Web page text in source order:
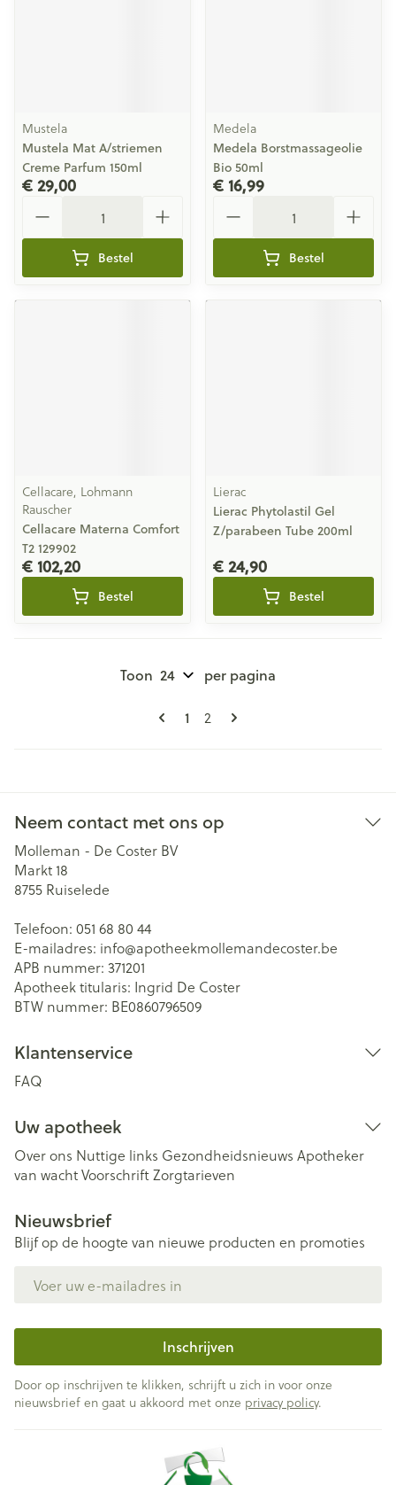
Mustela
Mustela Mat A/striemen
Creme Parfum 150ml
€ 29,00
Bestel
Medela
Medela Borstmassageolie
Bio 50ml
€ 16,99
Bestel
Cellacare, Lohmann
Rauscher
Cellacare Materna Comfort
T2 129902
€ 102,20
Bestel
Lierac
Lierac Phytolastil Gel
Z/parabeen Tube 200ml
€ 24,90
Bestel
Pagina's
U lees momenteel pagina
1 Pagina
2
Toon per pagina
Neem contact met ons op
Molleman - De Coster BV
Markt 18
8755 Ruiselede
Telefoon: 051 68 80 44
E-mailadres: info@apotheekmollemandecoster.be
APB nummer: 371201
Apotheek titularis: Ingrid De Coster
BTW nummer: BE0860796509
Klantenservice
FAQ
Uw apotheek
Over ons Nuttige links Gezondheidsnieuws Apotheker
van wachtVoorschriftZorgtarieven
Nieuwsbrief
Blijf op de hoogte van nieuwe producten en promoties
Inschrijven
Door op inschrijven te klikken, schrijft u zich in voor onze
nieuwsbrief en gaat u akkoord met onze privacy policy.